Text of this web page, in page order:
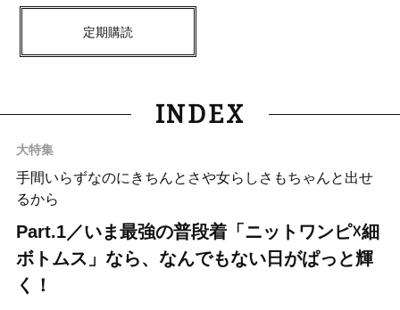
定期購読
INDEX
大特集
手間いらずなのにきちんとさや女らしさもちゃんと出せ
るから
Part.1／いま最強の普段着「ニットワンピ☓細
ボトムス」なら、なんでもない日がぱっと輝
く！